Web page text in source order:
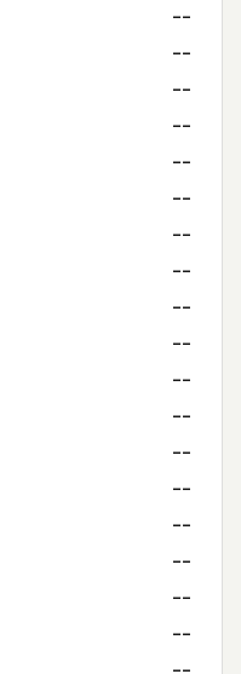
--
--
--
--
--
--
--
--
--
--
--
--
--
--
--
--
--
--